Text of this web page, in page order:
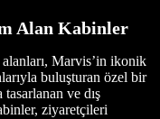
Alan Kabinler
Marvis’in ikonik
buluşturan özel bir
ve dış
ziyaretçileri